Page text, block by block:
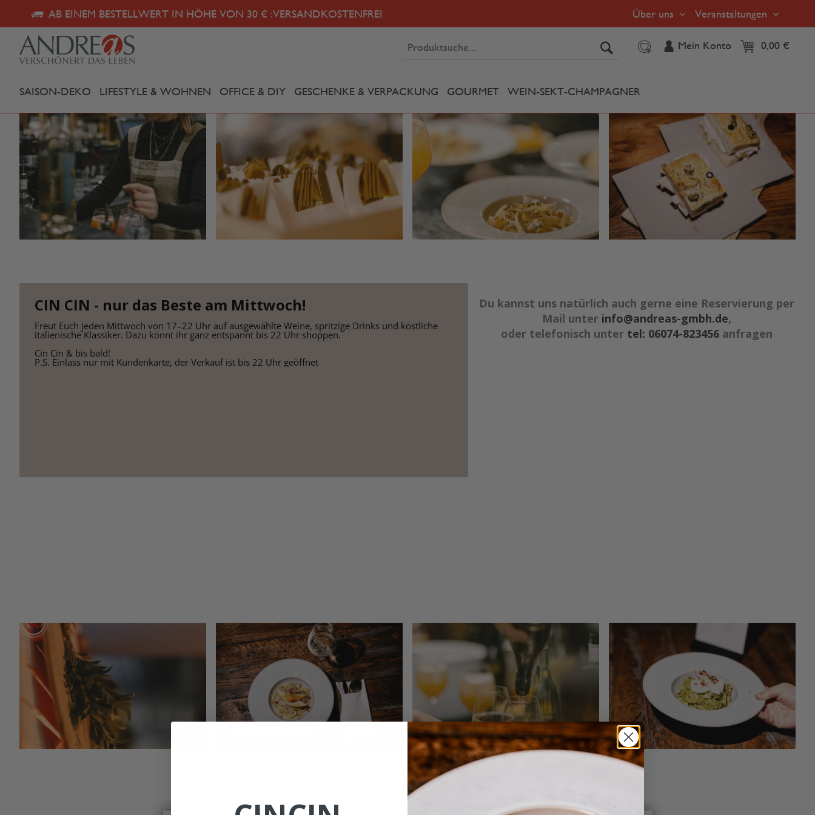
AB EINEM BESTELLWERT IN HÖHE VON 30 € :VERSANDKOSTENFREI Über uns Veranstaltungen
Mein Konto 0,00 €
SAISON-DEKO LIFESTYLE & WOHNEN OFFICE & DIY GESCHENKE & VERPACKUNG GOURMET WEIN-SEKT-CHAMPAGNER
CIN CIN - nur das Beste am Mittwoch!
Freut Euch jeden Mittwoch von 17–22 Uhr auf ausgewählte Weine, spritzige Drinks und köstliche
italienische Klassiker. Dazu könnt ihr ganz entspannt bis 22 Uhr shoppen.
Cin Cin & bis bald!
P.S. Einlass nur mit Kundenkarte, der Verkauf ist bis 22 Uhr geöffnet
Du kannst uns natürlich auch gerne eine Reservierung per
Mail unter info@andreas-gmbh.de,
oder telefonisch unter tel: 06074-823456 anfragen